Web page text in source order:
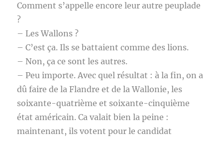
Comment s’appelle encore leur autre peuplade
?
– Les Wallons ?
– C’est ça. Ils se battaient comme des lions.
– Non, ça ce sont les autres.
– Peu importe. Avec quel résultat : à la fin, on a
dû faire de la Flandre et de la Wallonie, les
soixante-quatrième et soixante-cinquième
état américain. Ca valait bien la peine :
maintenant, ils votent pour le candidat